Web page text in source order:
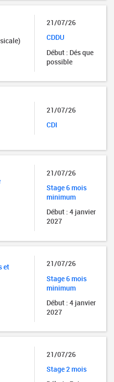
21/07/26
CDDU
Début : Dés que
possible
21/07/26
CDI
21/07/26
Stage 6 mois
minimum
Début : 4 janvier
2027
et
21/07/26
Stage 6 mois
minimum
Début : 4 janvier
2027
21/07/26
Stage 2 mois